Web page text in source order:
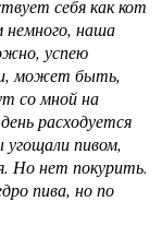
себя как кот
немного, наша
успею
может быть,
со мной на
расходуется
пивом,
Но нет покурить.
пива, но по